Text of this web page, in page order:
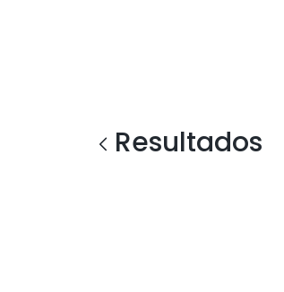
Resultados